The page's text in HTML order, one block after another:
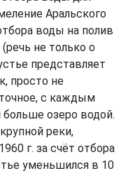
Аральского
воды на полив
не только о
представляет
просто не
с каждым
озеро водой.
реки,
г. за счёт отбора
уменьшился в 10